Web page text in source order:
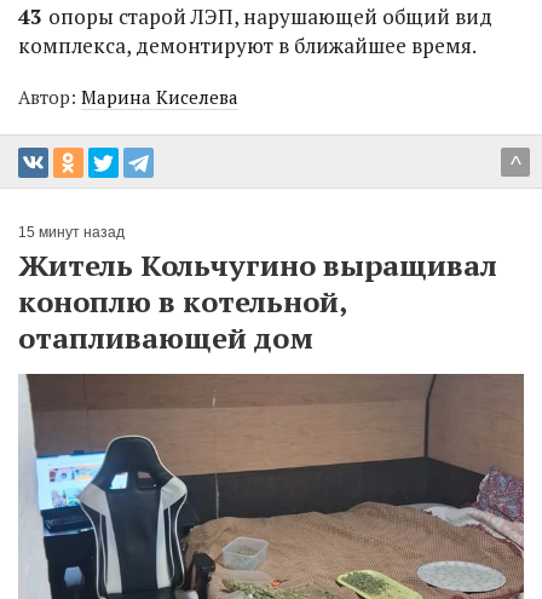
43 опоры старой ЛЭП, нарушающей общий вид
комплекса, демонтируют в ближайшее время.
Автор: Марина Киселева
^
15 минут назад
Житель Кольчугино выращивал
коноплю в котельной,
отапливающей дом